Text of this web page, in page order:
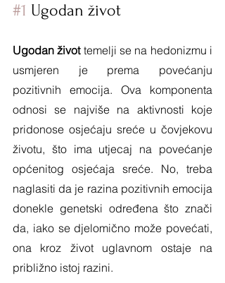
#1 Ugodan život
Ugodan život temelji se na hedonizmu i
usmjeren je prema povećanju
pozitivnih emocija. Ova komponenta
odnosi se najviše na aktivnosti koje
pridonose osjećaju sreće u čovjekovu
životu, što ima utjecaj na povećanje
općenitog osjećaja sreće. No, treba
naglasiti da je razina pozitivnih emocija
donekle genetski određena što znači
da, iako se djelomično može povećati,
ona kroz život uglavnom ostaje na
približno istoj razini.